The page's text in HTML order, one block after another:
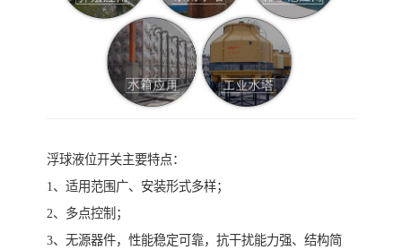
浮球液位开关主要特点：
1、适用范围广、安装形式多样；
2、多点控制；
3、无源器件，性能稳定可靠，抗干扰能力强、结构简